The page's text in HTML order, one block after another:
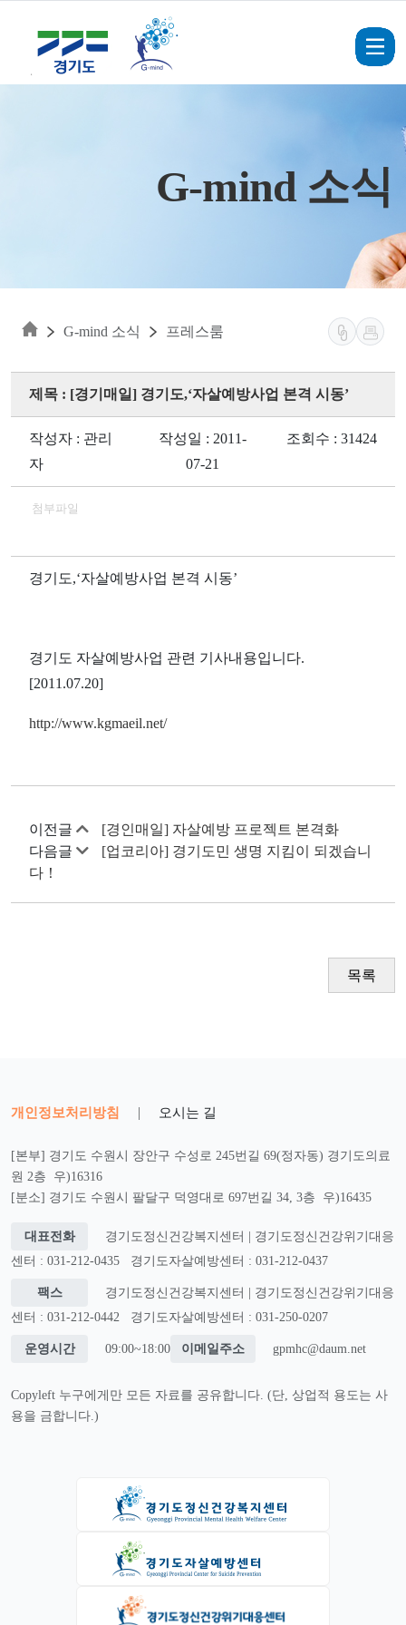
G-mind 소식
G-mind 소식 프레스룸
제목 : [경기매일] 경기도,‘자살예방사업 본격 시동’
작성자 : 관리
자
작성일 : 2011-
07-21
조회수 : 31424
첨부파일
경기도,‘자살예방사업 본격 시동’
경기도 자살예방사업 관련 기사내용입니다.
[2011.07.20]
http://www.kgmaeil.net/
이전글
[경인매일] 자살예방 프로젝트 본격화
다음글
[업코리아] 경기도민 생명 지킴이 되겠습니
다！
목록
개인정보처리방침 | 오시는 길
[본부] 경기도 수원시 장안구 수성로 245번길 69(정자동) 경기도의료
원 2층 우)16316
[분소] 경기도 수원시 팔달구 덕영대로 697번길 34, 3층 우)16435
대표전화
경기도정신건강복지센터 | 경기도정신건강위기대응
센터 : 031-212-0435
경기도자살예방센터 : 031-212-0437
팩스
경기도정신건강복지센터 | 경기도정신건강위기대응
센터 : 031-212-0442
경기도자살예방센터 : 031-250-0207
운영시간 09:00~18:00 이메일주소 gpmhc@daum.net
Copyleft 누구에게만 모든 자료를 공유합니다. (단, 상업적 용도는 사
용을 금합니다.)